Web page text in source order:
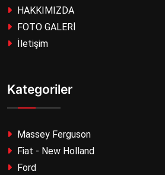
HAKKIMIZDA
FOTO GALERİ
İletişim
Kategoriler
Massey Ferguson
Fiat - New Holland
Ford